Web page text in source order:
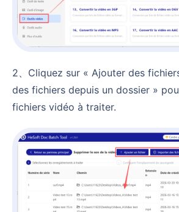
2、Cliquez sur « Ajouter des fichiers » ou « Importer
des fichiers depuis un dossier »
fichiers vidéo à traiter.